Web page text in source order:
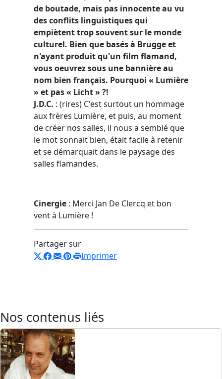
de boutade, mais pas innocente au vu
des conflits linguistiques qui
empiètent trop souvent sur le monde
culturel. Bien que basés à Brugge et
n'ayant produit qu'un film flamand,
vous oeuvrez sous une bannière au
nom bien français. Pourquoi « Lumière
» et pas « Licht» ?!
J.D.C. : (rires) C'est surtout un hommage
aux frères Lumière, et puis, au moment
de créer nos salles, il nous a semblé que
le mot sonnait bien, était facile à retenir
et se démarquait dans le paysage des
salles flamandes.
Cinergie : Merci Jan De Clercq et bon
vent à Lumière !
Partager sur
Imprimer
Nos contenus liés